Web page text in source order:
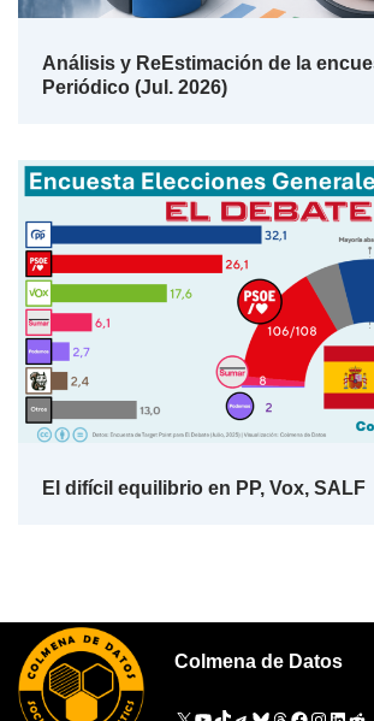
Análisis y ReEstimación de la
Periódico (Jul. 2026)
El difícil equilibrio en PP, Vox, SALF
Colmena de Datos